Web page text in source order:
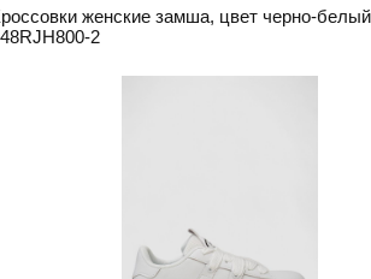
женские замша, цвет черно-
2